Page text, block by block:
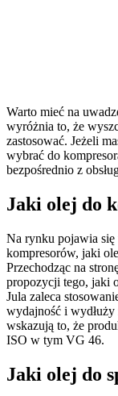
Warto mieć na
wyróżnia to, że
zastosować. Jeżeli
wybrać do
bezpośrednio z
Jaki olej do
Na rynku pojawia
kompresorów, jaki
Przechodząc na
propozycji tego, jaki
Jula zaleca
wydajność i
wskazują to, że
ISO w tym VG 46.
Jaki olej do